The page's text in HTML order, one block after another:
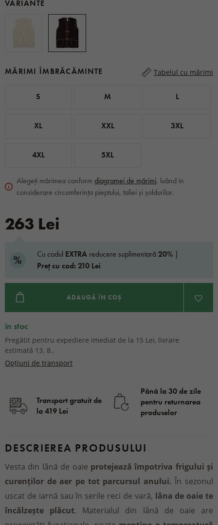
VARIANTE
MĂRIMI ÎMBRĂCĂMINTE Tabelul cu mărimi
S M L
XL XXL 3XL
4XL 5XL
Alegeți mărimea conform diagramei de mărimi, luând în
considerare circumferința pieptului, taliei și șoldurilor.
263 Lei
Cu codul EXTRA reducere suplimentară20% |
Preț cu cod: 210 Lei
ADAUGĂ ÎN COȘ
în stoc
Pregătit pentru expediere imediat de la 15 Lei, livrare
estimată 13. 8..
Opțiuni de transport
Transport gratuit de
la 419 Lei
Până la 30 de zile
pentru returnarea
produselor
DESCRIEREA PRODUSULUI
Vesta din lână de oaie protejează împotriva frigului și
curenților de aer pe tot parcursul anului. În sezonul
uscat de iarnă sau în serile reci de vară, lâna de oaie te
încălzește plăcut. Materialul din lână de oaie are